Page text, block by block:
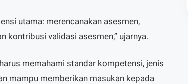
utama: merencanakan asesmen,
kontribusi validasi asesmen,” ujarnya.
memahami standar kompetensi, jenis
mampu memberikan masukan kepada